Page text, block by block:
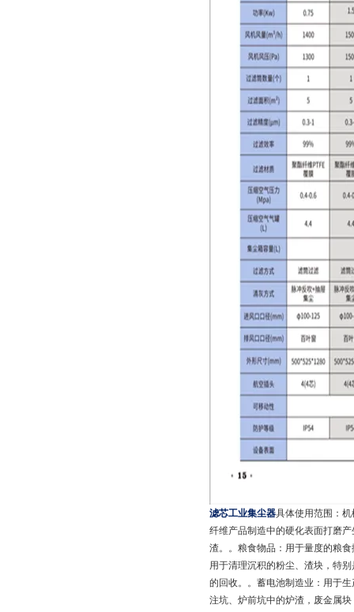
滤芯工业集尘器具体使用范围：
纤维产品制造中的硬化表面打磨
渣。。粮食物品：用于量度的粮
用于清理沉积的粉尘、渣块，特
的回收。。蓄电池制造业：用于
注坑、炉前坑中的炉渣，废金属